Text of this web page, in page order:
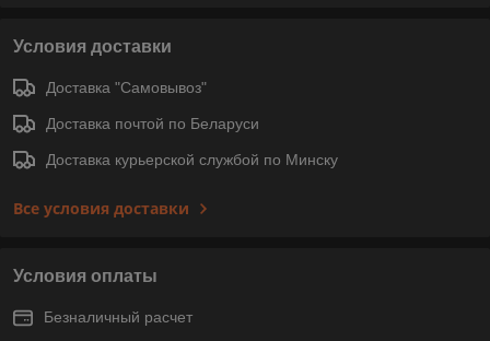
Условия доставки
Доставка "Самовывоз"
Доставка почтой по Беларуси
Доставка курьерской службой по Минску
Все условия доставки
Условия оплаты
Безналичный расчет